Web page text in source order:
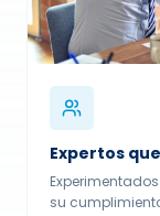
Expertos
Experimentados
su
Descubra